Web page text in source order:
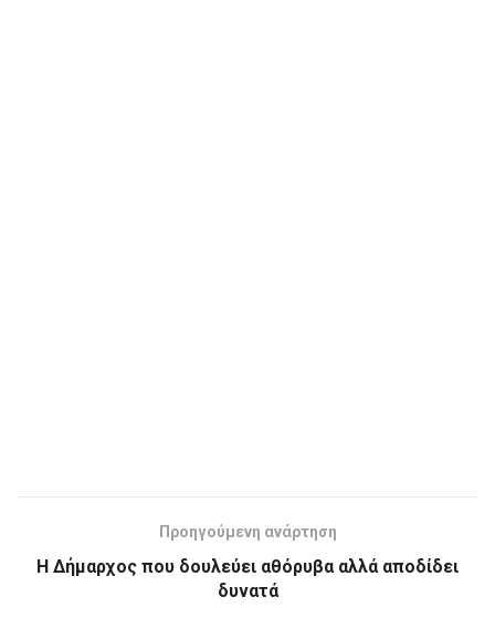
Προηγούμενη ανάρτηση
Η Δήμαρχος που δουλεύει αθόρυβα αλλά αποδίδει
δυνατά